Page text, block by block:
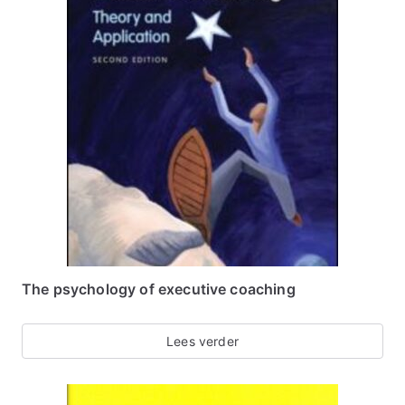
The psychology of executive coaching
Lees verder